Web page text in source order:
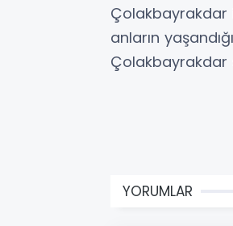
Çolakbayrakdar
anların
Çolakbayrakdar
YORUMLAR